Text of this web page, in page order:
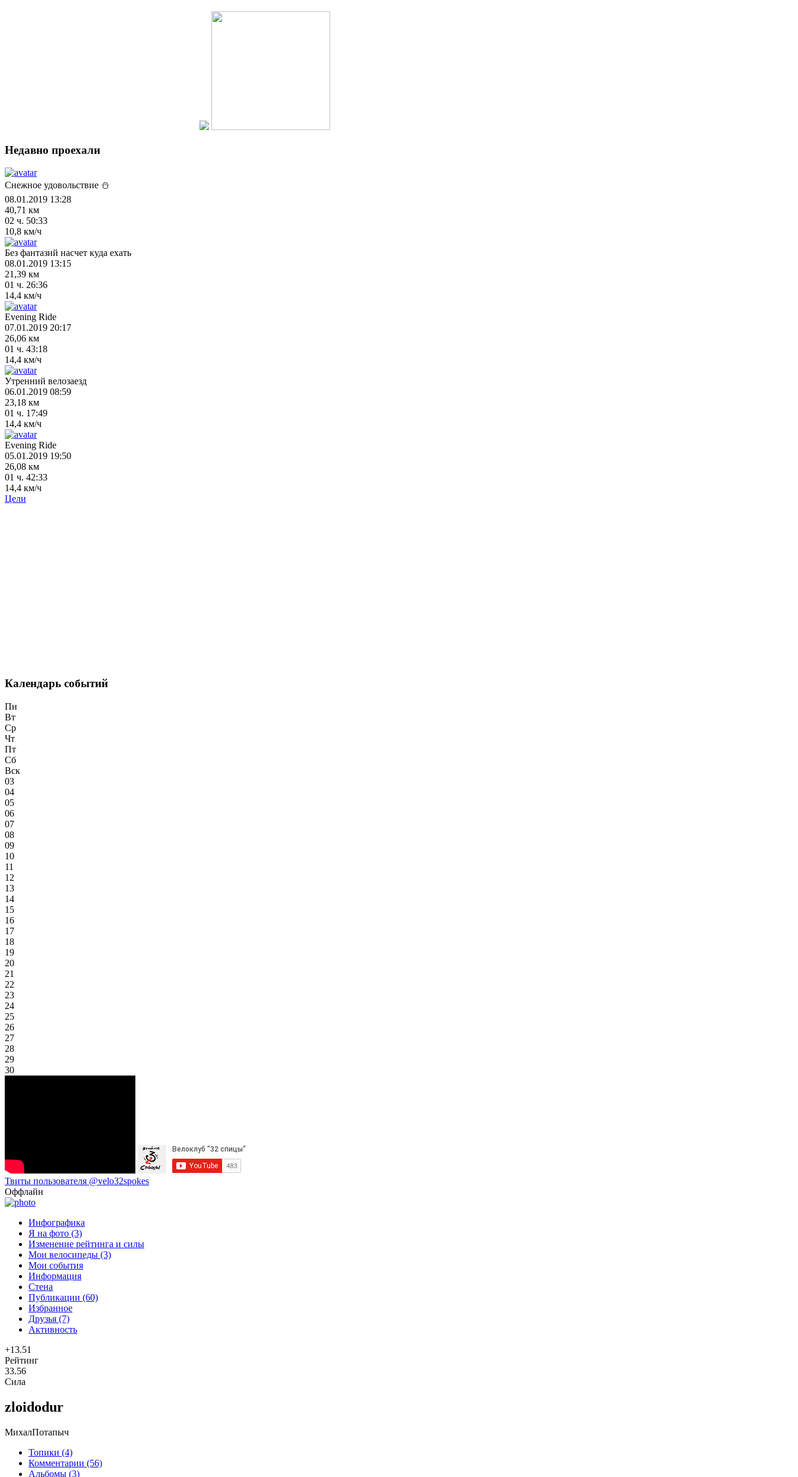
Недавно проехали
Снежное удовольствие ⛄
08.01.2019 13:28
40,71 км
02 ч. 50:33
10,8 км/ч
Без фантазий насчет куда ехать
08.01.2019 13:15
21,39 км
01 ч. 26:36
14,4 км/ч
Evening Ride
07.01.2019 20:17
26,06 км
01 ч. 43:18
14,4 км/ч
Утренний велозаезд
06.01.2019 08:59
23,18 км
01 ч. 17:49
14,4 км/ч
Evening Ride
05.01.2019 19:50
26,08 км
01 ч. 42:33
14,4 км/ч
Цели
Календарь событий
Пн
Вт
Ср
Чт
Пт
Сб
Вск
03
04
05
06
07
08
09
10
11
12
13
14
15
16
17
18
19
20
21
22
23
24
25
26
27
28
29
30
Твиты пользователя @velo32spokes
Оффлайн
Инфографика
Я на фото (3)
Изменение рейтинга и силы
Мои велосипеды (3)
Мои события
Информация
Стена
Публикации (60)
Избранное
Друзья (7)
Активность
+13.51
Рейтинг
33.56
Сила
zloidodur
МихалПотапыч
Топики (4)
Комментарии (56)
Альбомы (3)